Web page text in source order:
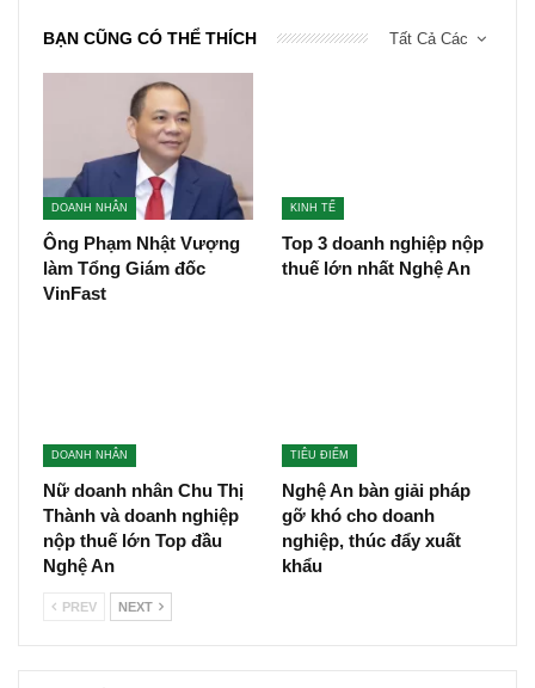
Tất Cả Các
BẠN CŨNG CÓ THỂ THÍCH
DOANH NHÂN
Ông Phạm Nhật Vượng
làm Tổng Giám đốc
VinFast
KINH TẾ
Top 3 doanh nghiệp nộp
thuế lớn nhất Nghệ An
DOANH NHÂN
Nữ doanh nhân Chu Thị
Thành và doanh nghiệp
nộp thuế lớn Top đầu
Nghệ An
TIÊU ĐIỂM
Nghệ An bàn giải pháp
gỡ khó cho doanh
nghiệp, thúc đẩy xuất
khẩu
PREV NEXT